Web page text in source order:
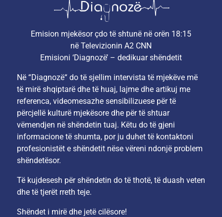
Emision mjekësor çdo të shtunë në orën 18:15
në Televizionin A2 CNN
Emisioni ‘Diagnozë’ – dedikuar shëndetit
Në “Diagnozë“ do të sjellim intervista të mjekëve më
të mirë shqiptarë dhe të huaj, lajme dhe artikuj me
referenca, videomesazhe sensibilizuese për të
përcjellë kulturë mjekësore dhe për të shtuar
vëmendjen në shëndetin tuaj. Këtu do të gjeni
informacione të shumta, por ju duhet të kontaktoni
profesionistët e shëndetit nëse vëreni ndonjë problem
shëndetësor.
Të kujdesesh për shëndetin do të thotë, të duash veten
dhe të tjerët rreth teje.
Shëndet i mirë dhe jetë cilësore!